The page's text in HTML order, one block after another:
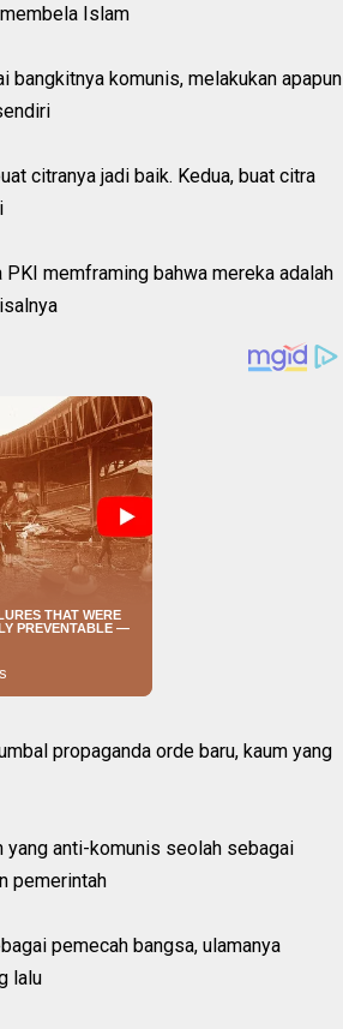
Islam
bangkitnya komunis, melakukan apapun
citranya jadi baik. Kedua, buat citra
memframing bahwa mereka adalah
propaganda orde baru, kaum yang
yang anti-komunis seolah sebagai
pemerintah
pemecah bangsa, ulamanya
lalu